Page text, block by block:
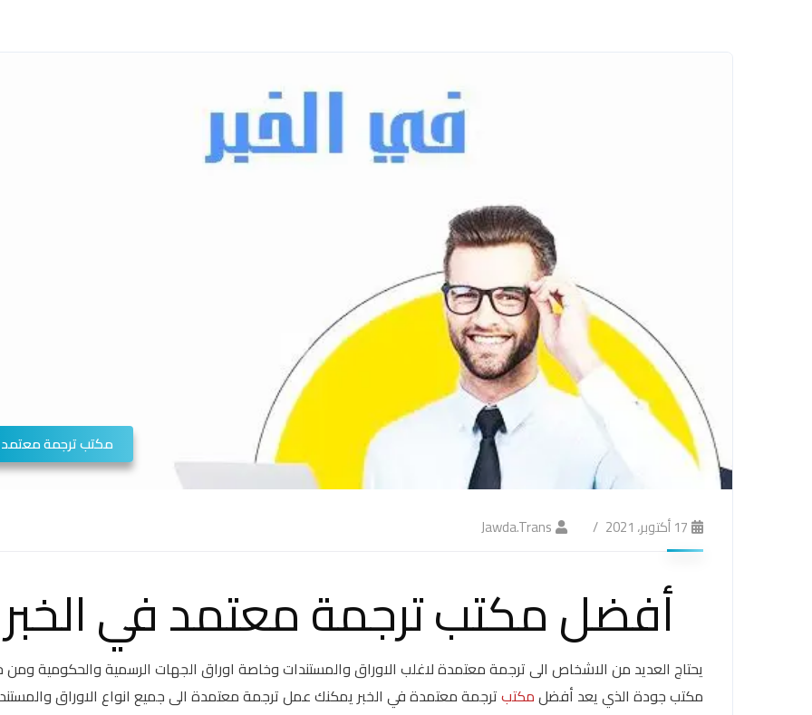
مكتب ترجمة معتمد
17 أكتوبر، 2021 Jawda.trans
أفضل مكتب ترجمة معتمد في الخبر
يحتاج العديد من الاشخاص الى ترجمة معتمدة لاغلب الاوراق والمستندات وخاصة اوراق الجهات الرسمية والحكومية ومن
مكتب جودة الذي يعد أفضلمكتبترجمة معتمدة في الخبر يمكنك عمل ترجمة معتمدة الى جميع انواع الاوراق